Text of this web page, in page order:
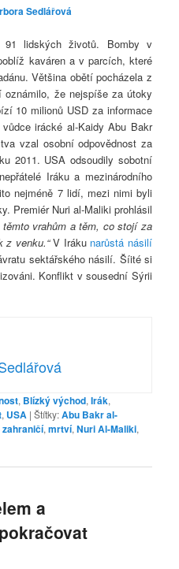
Sedlářová
lidských životů. Bomby v
kaváren a v parcích, které
Většina obětí pocházela z
oznámilo, že nejspíše za útoky
10 milionů USD za informace
irácké al-Kaidy Abu Bakr
vzal osobní odpovědnost za
2011. USA odsoudily sobotní
Iráku a mezinárodního
nejméně 7 lidí, mezi nimi byli
Premiér Nuri al-Maliki prohlásil
těmto vrahům a těm, co stojí za
z venku.“V Iráku narůstá násilí
sektářského násilí. Šíité si
Konflikt v sousední Sýrii
, Blízký východ,Irák,
, USA |Štítky:Abu Bakr al-
,mrtví,Nuri Al-Maliki,
a